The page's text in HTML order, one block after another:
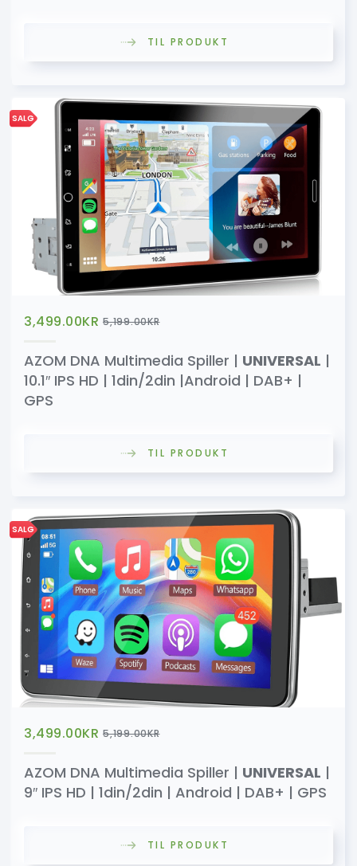
TIL PRODUKT
SALG
3,499.00KR 5,199.00KR
AZOM DNA Multimedia Spiller | UNIVERSAL |
10.1″ IPS HD | 1din/2din |Android | DAB+ |
GPS
TIL PRODUKT
SALG
3,499.00KR 5,199.00KR
AZOM DNA Multimedia Spiller | UNIVERSAL |
9″ IPS HD | 1din/2din | Android | DAB+ | GPS
TIL PRODUKT